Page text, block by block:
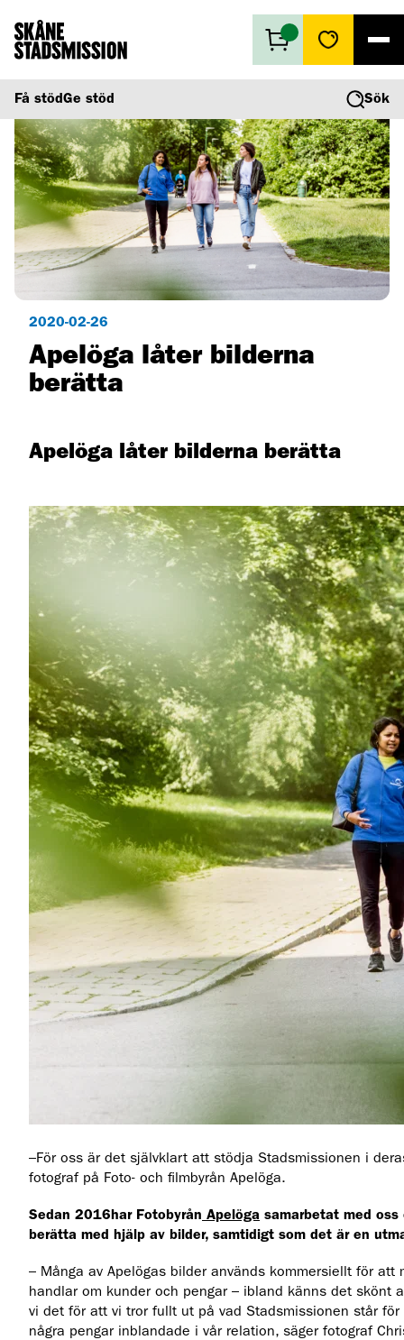
Få stödGe stöd Sök
Få stöd
Ge stöd
Vad vi gör
Second hand
Om oss
2020-02-26
Apelöga låter bilderna
berätta
Apelöga låter bilderna berätta
–För oss är det självklart att stödja Stadsmissionen i
fotograf på Foto- och filmbyrån Apelöga.
Sedan 2016har Fotobyrån Apelöga samarbetat med
berätta med hjälp av bilder, samtidigt som det är en
– Många av Apelögas bilder används kommersiellt för
handlar om kunder och pengar – ibland känns det
vi det för att vi tror fullt ut på vad Stadsmissionen står
några pengar inblandade i vår relation, säger fotograf